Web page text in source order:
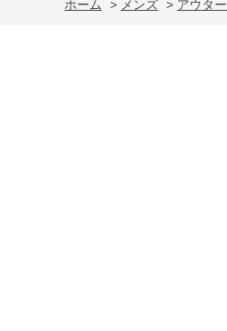
ホーム > メンズ > アウター